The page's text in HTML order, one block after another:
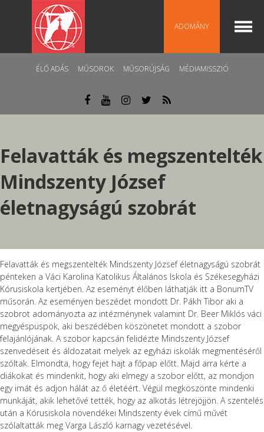
ADOMÁNY
ÉLŐ ADÁS MŰSOROK MŰSORÚJSÁG MÉDIAMISSZIÓ
Felavatták és megszentelték
Mindszenty József
életnagyságú szobrát
Felavatták és megszentelték Mindszenty József életnagyságú szobrát
pénteken a Váci Karolina Katolikus Általános Iskola és Székesegyházi
Kórusiskola kertjében. Az eseményt élőben láthatják itt a BonumTV
műsorán. Az eseményen beszédet mondott Dr. Pákh Tibor aki a
szobrot adományozta az intézménynek valamint Dr. Beer Miklós váci
megyéspüspök, aki beszédében köszönetet mondott a szobor
felajánlójának. A szobor kapcsán felidézte Mindszenty József
szenvedéseit és áldozatait melyek az egyházi iskolák megmentéséről
szóltak. Elmondta, hogy fejet hajt a főpap előtt. Majd arra kérte a
diákokat és mindenkit, hogy aki elmegy a szobor előtt, az mondjon
egy imát és adjon hálát az ő életéért. Végül megköszönte mindenki
munkáját, akik lehetővé tették, hogy az alkotás létrejöjjön. A szentelés
után a Kórusiskola növendékei Mindszenty évek című művét
szólaltatták meg Varga László karnagy vezetésével.